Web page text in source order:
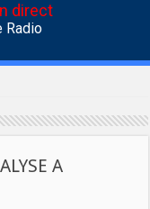
direct
Radio
A